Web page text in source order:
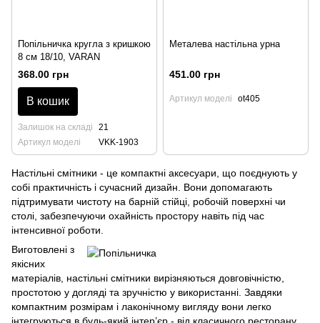
Попільничка кругла з кришкою
8 см 18/10, VARAN
368.00 грн
В кошик
Залишок на складі
21
Артикул моделі
VKK-1903
Металева настільна урна
451.00 грн
Артикул моделі ot405
Настільні смітники - це компактні аксесуари, що поєднують у
собі практичність і сучасний дизайн. Вони допомагають
підтримувати чистоту на барній стійці, робочій поверхні чи
столі, забезпечуючи охайність простору навіть під час
інтенсивної роботи.
Виготовлені з
якісних
матеріалів, настільні смітники вирізняються довговічністю,
простотою у догляді та зручністю у використанні. Завдяки
компактним розмірам і лаконічному вигляду вони легко